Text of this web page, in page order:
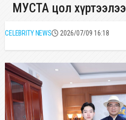
МУСТА цол хүртээлээ
CELEBRITY NEWS 2026/07/09 16:18